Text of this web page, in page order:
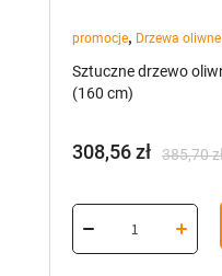
promocje, Drzewa oliwne
Sztuczne drzewo
(160 cm)
385,70
cena
wynosiła:
385,70 zł.
308,56zł
cena
wynosi:
308,56 zł.